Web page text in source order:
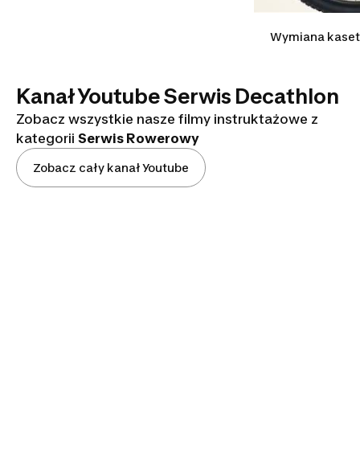
Wymiana
Kanał Youtube Serwis Decathlon
Zobacz wszystkie nasze filmy instruktażowe z
kategorii Serwis Rowerowy
Zobacz cały kanał Youtube